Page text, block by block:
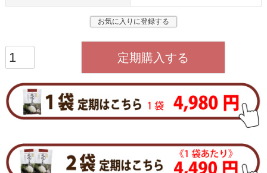
お気に入りに登録する
定期購入する